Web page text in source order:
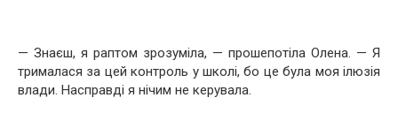
— Знаєш, я раптом зрозуміла, — прошепотіла Олена. — Я
трималася за цей контроль у школі, бо це була моя ілюзія
влади. Насправді я нічим не керувала.